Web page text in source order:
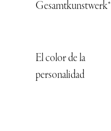
Gesamtkunstwerk*
El color de la
personalidad